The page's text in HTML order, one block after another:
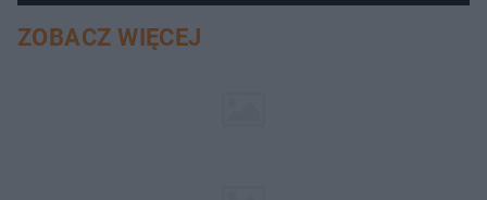
ZOBACZ WIĘCEJ